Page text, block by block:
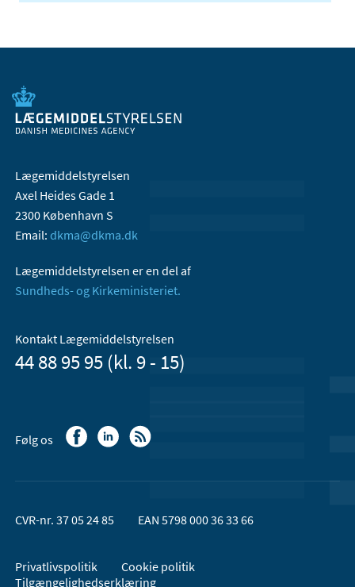
Lægemiddelstyrelsen
Axel Heides Gade 1
2300 København S
Email: dkma@dkma.dk
Lægemiddelstyrelsen er en del af
Sundheds- og Kirkeministeriet.
Kontakt Lægemiddelstyrelsen
44 88 95 95 (kl. 9 - 15)
Følg os
CVR-nr. 37 05 24 85 EAN 5798 000 36 33 66
Privatlivspolitik
Cookie politik
Tilgængelighedserklæring